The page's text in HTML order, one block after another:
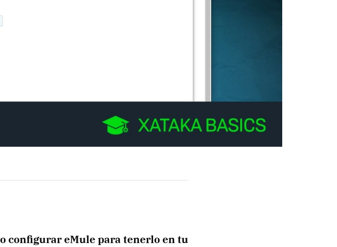
configurar eMule para tenerlo en tu